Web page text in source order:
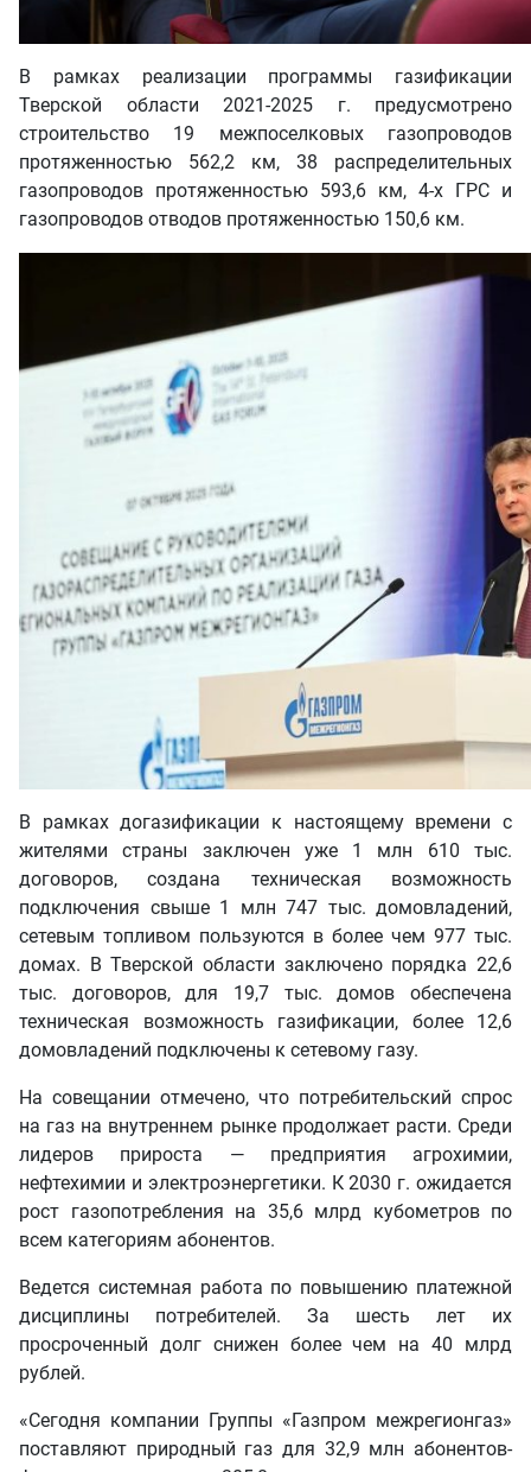
В рамках реализации программы газификации
Тверской области 2021-2025 г. предусмотрено
строительство 19 межпоселковых газопроводов
протяженностью 562,2 км, 38 распределительных
газопроводов протяженностью 593,6 км, 4-х ГРС и
газопроводов отводов протяженностью 150,6 км.
В рамках догазификации к настоящему времени с
жителями страны заключен уже 1 млн 610 тыс.
договоров, создана техническая возможность
подключения свыше 1 млн 747 тыс. домовладений,
сетевым топливом пользуются в более чем 977 тыс.
домах. В Тверской области заключено порядка 22,6
тыс. договоров, для 19,7 тыс. домов обеспечена
техническая возможность газификации, более 12,6
домовладений подключены к сетевому газу.
На совещании отмечено, что потребительский спрос
на газ на внутреннем рынке продолжает расти. Среди
лидеров прироста — предприятия агрохимии,
нефтехимии и электроэнергетики. К 2030 г. ожидается
рост газопотребления на 35,6 млрд кубометров по
всем категориям абонентов.
Ведется системная работа по повышению платежной
дисциплины потребителей. За шесть лет их
просроченный долг снижен более чем на 40 млрд
рублей.
«Сегодня компании Группы «Газпром межрегионгаз»
поставляют природный газ для 32,9 млн абонентов-